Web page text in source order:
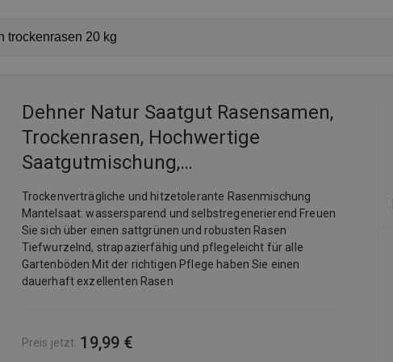
Dehner Natur Saatgut Rasensamen,
Trockenrasen, Hochwertige
Saatgutmischung,
Strapazierfähig/Selbstregenerierend,
750 G, Für Ca. 25 M²,
Trockenverträgliche und hitzetolerante Rasenmischung
Mantelsaat: wassersparend und selbstregenerierend Freuen
Sie sich über einen sattgrünen und robusten Rasen
Tiefwurzelnd, strapazierfähig und pflegeleicht für alle
Gartenböden Mit der richtigen Pflege haben Sie einen
dauerhaft exzellenten Rasen
Preis jetzt: 19,99 €